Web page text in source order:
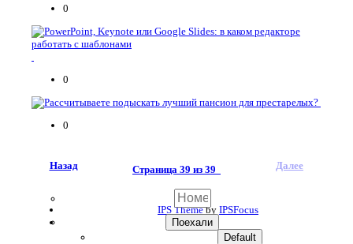
0
0
0
Назад Далее
Страница 39 из 39
IPS Themeby IPSFocus
Тема
Default